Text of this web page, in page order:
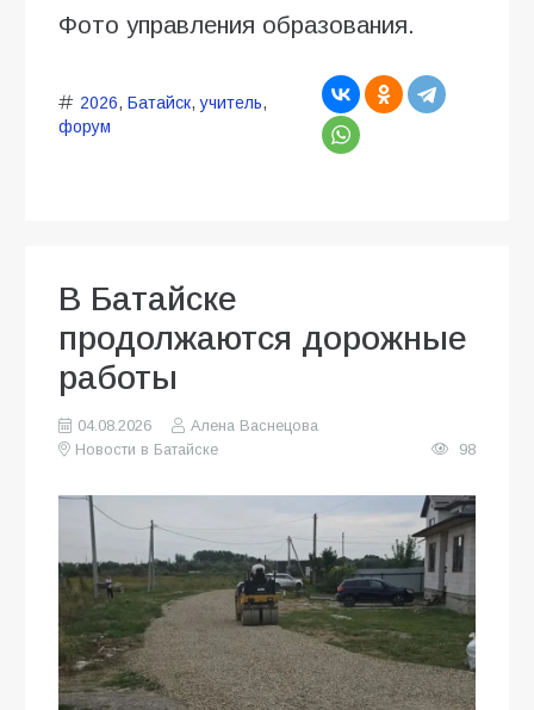
Фото управления образования.
2026, Батайск,учитель,
форум
В Батайске
продолжаются дорожные
работы
04.08.2026
Алена Васнецова
Новости в Батайске
98